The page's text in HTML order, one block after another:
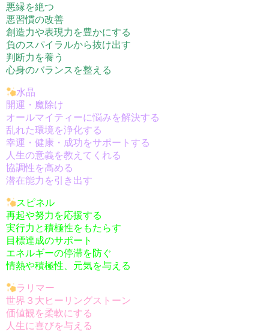
悪縁を絶つ
悪習慣の改善
創造力や表現力を豊かにする
負のスパイラルから抜け出す
判断力を養う
心身のバランスを整える
水晶
開運・魔除け
オールマイティーに悩みを解決する
乱れた環境を浄化する
幸運・健康・成功をサポートする
人生の意義を教えてくれる
協調性を高める
潜在能力を引き出す
スピネル
再起や努力を応援する
実行力と積極性をもたらす
目標達成のサポート
エネルギーの停滞を防ぐ
情熱や積極性、元気を与える
ラリマー
世界３大ヒーリングストーン
価値観を柔軟にする
人生に喜びを与える